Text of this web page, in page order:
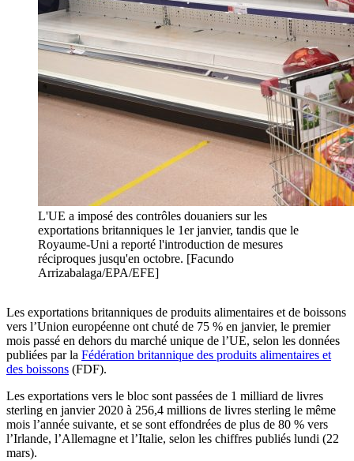
L'UE a imposé des contrôles douaniers sur les
exportations britanniques le 1er janvier, tandis que le
Royaume-Uni a reporté l'introduction de mesures
réciproques jusqu'en octobre. [Facundo
Arrizabalaga/EPA/EFE]
Les exportations britanniques de produits alimentaires et de boissons
vers l’Union européenne ont chuté de 75 % en janvier, le premier
mois passé en dehors du marché unique de l’UE, selon les données
publiées par la Fédération britannique des produits alimentaires et
des boissons (FDF).
Les exportations vers le bloc sont passées de 1 milliard de livres
sterling en janvier 2020 à 256,4 millions de livres sterling le même
mois l’année suivante, et se sont effondrées de plus de 80 % vers
l’Irlande, l’Allemagne et l’Italie, selon les chiffres publiés lundi (22
mars).